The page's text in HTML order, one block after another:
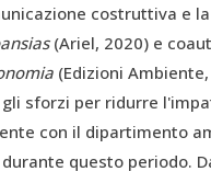
costruttiva e
(Ariel, 2020) e
(Edizioni
sforzi per ridurre
con il dipartimento
durante questo periodo.